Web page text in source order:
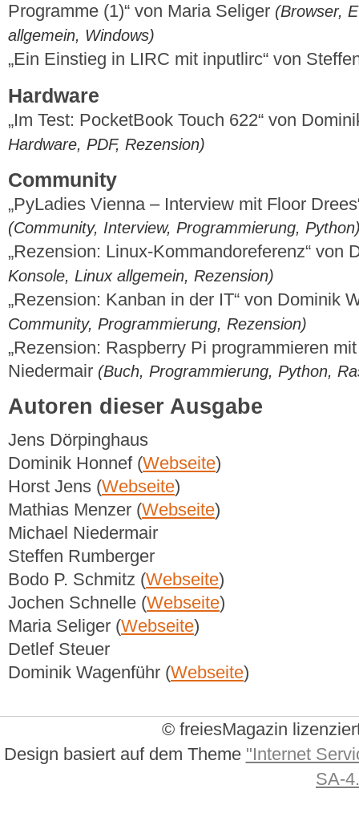
Programme (1)“ von Maria Seliger (Browser,
allgemein, Windows)
„Ein Einstieg in LIRC mit inputlirc“ von
Hardware
„Im Test: PocketBook Touch 622“ von
Hardware, PDF, Rezension)
Community
„PyLadies Vienna – Interview mit Floor
(Community, Interview, Programmierung,
„Rezension: Linux-Kommandoreferenz“ von
Konsole, Linux allgemein, Rezension)
„Rezension: Kanban in der IT“ von Dominik
Community, Programmierung, Rezension)
„Rezension: Raspberry Pi programmieren
Niedermair (Buch, Programmierung, Python,
Autoren dieser Ausgabe
Jens Dörpinghaus
Dominik Honnef (Webseite)
Horst Jens (Webseite)
Mathias Menzer (Webseite)
Michael Niedermair
Steffen Rumberger
Bodo P. Schmitz (Webseite)
Jochen Schnelle (Webseite)
Maria Seliger (Webseite)
Detlef Steuer
Dominik Wagenführ (Webseite)
© freiesMagazin
Design basiert auf dem Theme "Internet
SA-